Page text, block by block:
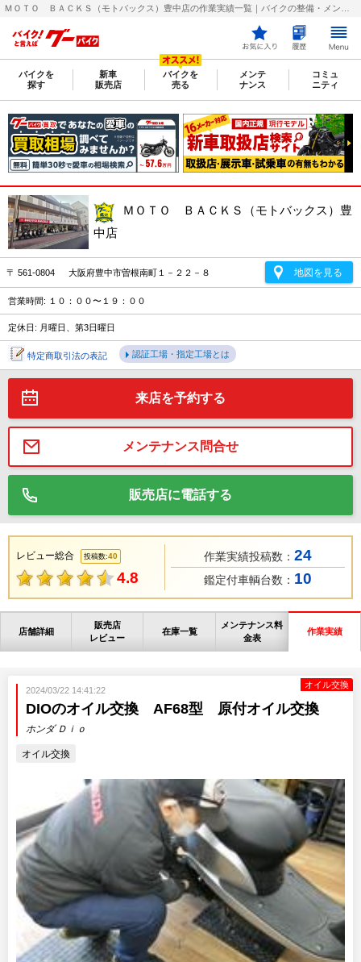
バイクを
探す
新車
販売店
バイクを
売る
メンテ
ナンス
コミュ
ニティ
ＭＯＴＯ ＢＡＣＫＳ（モトバックス）豊
中店
〒 561-0804 大阪府豊中市曽根南町１－２２－８ 地図を見る
営業時間: １０：００〜１９：００
定休日: 月曜日、第3日曜日
特定商取引法の表記 認証工場・指定工場とは
来店を予約する
メンテナンス問合せ
販売店に電話する
レビュー総合 投稿数:40
4.8
作業実績投稿数： 24
鑑定付車輌台数： 10
店舗詳細
販売店
レビュー
在庫一覧
メンテナンス料
金表
作業実績
オイル交換
2024/03/22 14:41:22
DIOのオイル交換 AF68型 原付オイル交換
ホンダ Ｄｉｏ
オイル交換